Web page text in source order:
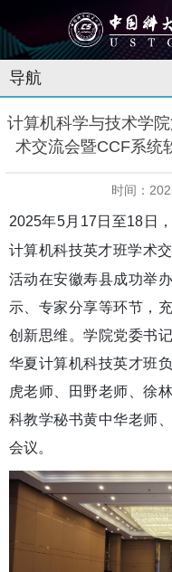
导航
计算机科学与技术学
术交流会暨CCF系统
时间：
2025年5月 17 日至18 日
计算机科技英才班学术
活动在安徽寿县成功举
示、专家分享等环节，
创新思维。学院党委书
华夏计算机科技英才班
虎老师、田野老师、徐
科教学秘书黄中华老师
会议。